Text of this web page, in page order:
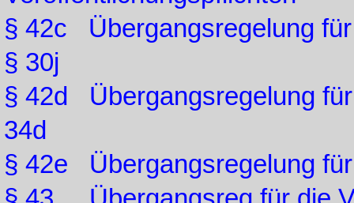
§ 42c Übergangsregelung
§ 30j
§ 42d Übergangsregelung
34d
§ 42e Übergangsregelung